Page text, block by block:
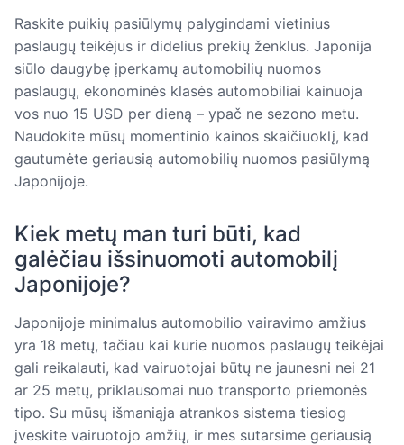
Raskite puikių pasiūlymų palygindami vietinius
paslaugų teikėjus ir didelius prekių ženklus. Japonija
siūlo daugybę įperkamų automobilių nuomos
paslaugų, ekonominės klasės automobiliai kainuoja
vos nuo 15 USD per dieną – ypač ne sezono metu.
Naudokite mūsų momentinio kainos skaičiuoklį, kad
gautumėte geriausią automobilių nuomos pasiūlymą
Japonijoje.
Kiek metų man turi būti, kad
galėčiau išsinuomoti automobilį
Japonijoje?
Japonijoje minimalus automobilio vairavimo amžius
yra 18 metų, tačiau kai kurie nuomos paslaugų teikėjai
gali reikalauti, kad vairuotojai būtų ne jaunesni nei 21
ar 25 metų, priklausomai nuo transporto priemonės
tipo. Su mūsų išmaniąja atrankos sistema tiesiog
įveskite vairuotojo amžių, ir mes sutarsime geriausią